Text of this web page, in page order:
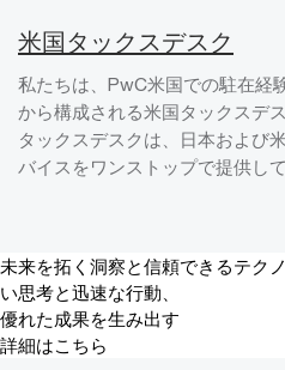
米国タックスデスク
私たちは、PwC米国での駐在経
から構成される米国タックスデ
タックスデスクは、日本および
バイスをワンストップで提供して
未来を拓く洞察と信頼できるテク
い思考と迅速な行動、
優れた成果を生み出す
詳細はこちら